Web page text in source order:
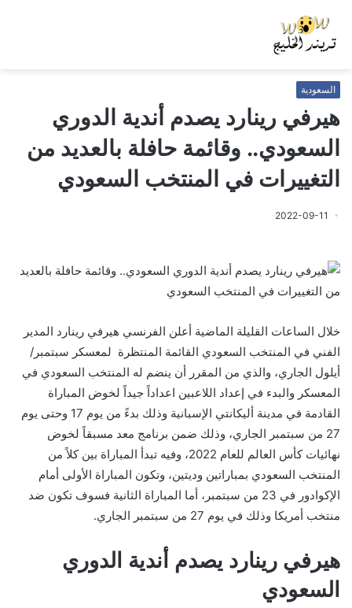
السعودية
هيرفي رينارد يصدم أندية الدوري
السعودي.. وقائمة حافلة بالعديد من
التغييرات في المنتخب السعودي
2022-09-11
خلال الساعات القليلة الماضية أعلن الفرنسي هيرفي رينارد المدير
الفني في المنتخب السعودي القائمة المنتظرة لمعسكر سبتمبر/
أيلول الجاري، والذي من المقرر أن ينضم له المنتخب السعودي في
المعسكر والبدء في إعداد اللاعبين اعداداً جيداً لخوض المباراة
القادمة في مدينة أليكانتي الإسبانية وذلك بدءً من يوم 17 وحتى يوم
27 من سبتمبر الجاري، وذلك ضمن برنامج معد مسبقاً لخوض
نهائيات كأس العالم للعام 2022، وفيه تبدأ المباراة بين كلاً من
المنتخب السعودي بمباراتين وديتين، وتكون المباراة الأولى أمام
الإكوادور في 23 من سبتمبر، أما المباراة الثانية فسوف تكون ضد
منتخب أمريكا وذلك في يوم 27 من سبتمبر الجاري.
هيرفي رينارد يصدم أندية الدوري
السعودي